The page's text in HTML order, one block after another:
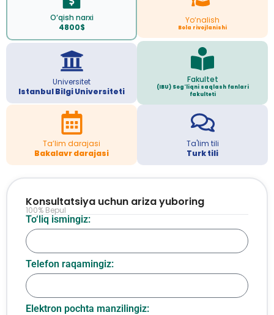
O‘qish narxi
4800$
Yo‘nalish
Bola rivojlanishi
Universitet
Istanbul Bilgi Universiteti
Fakultet
(IBU) Sog'liqni saqlash fanlari
fakulteti
Ta’lim darajasi
Bakalavr darajasi
Ta'lim tili
Turk tili
To‘liq ismingiz:
Telefon raqamingiz:
Elektron pochta manzilingiz:
Konsultatsiya uchun ariza yuboring
100% Bepul